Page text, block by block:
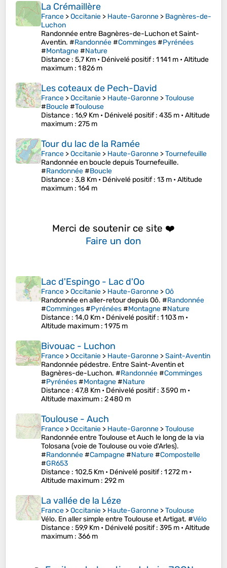
La Crémaillère
France >Occitanie > Haute-Garonne > Bagnères-de-
Luchon
Randonnée entre Bagnères-de-Luchon et Saint-
Aventin. #Randonnée#Comminges#Pyrénées
#Montagne#Nature
Distance : 5,7 Km • Dénivelé positif: 1 141 m •Altitude
maximum : 1 826 m
Les coteaux de Pech-David
France >Occitanie > Haute-Garonne >Toulouse
#Boucle#Toulouse
Distance : 16,9 Km • Dénivelé positif: 435 m •Altitude
maximum : 275 m
Tour du lac de la Ramée
France >Occitanie > Haute-Garonne >Tournefeuille
Randonnée en boucle depuis Tournefeuille.
#Randonnée#Boucle
Distance : 3,8 Km • Dénivelé positif: 13 m •Altitude
maximum : 164 m
Merci de soutenir ce site ❤️
Faire un don
Lac d'Espingo - Lac d'Oo
France >Occitanie > Haute-Garonne >Oô
Randonnée en aller-retour depuis Oô. #Randonnée
#Comminges#Pyrénées#Montagne#Nature
Distance : 14,0 Km • Dénivelé positif: 1 103 m •
Altitude maximum : 1 975 m
Bivouac - Luchon
France >Occitanie > Haute-Garonne >Saint-Aventin
Randonnée pédestre. Entre Saint-Aventin et
Bagnères-de-Luchon. #Randonnée#Comminges
#Pyrénées#Montagne#Nature
Distance : 47,8 Km • Dénivelé positif: 3 590 m •
Altitude maximum : 2 480 m
Toulouse - Auch
France >Occitanie > Haute-Garonne >Toulouse
Randonnée entre Toulouse et Auch le long de la via
Tolosana (voie de Toulouse ou voie d'Arles).
#Randonnée#Campagne#Nature#Compostelle
#GR653
Distance : 102,5 Km • Dénivelé positif: 1 272 m •
Altitude maximum : 292 m
La vallée de la Léze
France >Occitanie > Haute-Garonne >Toulouse
Vélo. En aller simple entre Toulouse et Artigat. #Vélo
Distance : 59,9 Km • Dénivelé positif: 395 m •Altitude
maximum : 366 m